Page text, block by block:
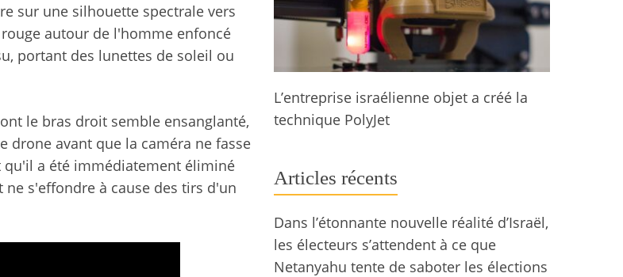
sur une silhouette spectrale vers
autour de l'homme enfoncé
portant des lunettes de soleil ou
le bras droit semble ensanglanté,
drone avant que la caméra ne fasse
a été immédiatement éliminé
s'effondre à cause des tirs d'un
L’entreprise israélienne objet a créé la
technique PolyJet
Articles récents
Dans l’étonnante nouvelle réalité d’Israël,
les électeurs s’attendent à ce que
Netanyahu tente de saboter les élections